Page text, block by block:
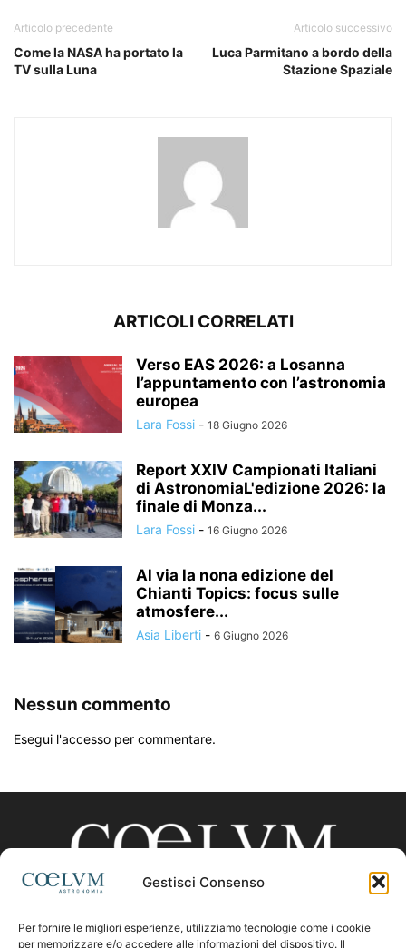
Gestisci Consenso
Per fornire le migliori esperienze, utilizziamo tecnologie come i cookie
per memorizzare e/o accedere alle informazioni del dispositivo. Il
Articolo precedente
Come la NASA ha portato la
TV sulla Luna
Articolo successivo
Luca Parmitano a bordo della
Stazione Spaziale
ARTICOLI CORRELATI
Verso EAS 2026: a Losanna
l’appuntamento con l’astronomia
europea
Lara Fossi - 18 Giugno 2026
Report XXIV Campionati Italiani
di AstronomiaL'edizione 2026: la
finale di Monza...
Lara Fossi - 16 Giugno 2026
Al via la nona edizione del
Chianti Topics: focus sulle
atmosfere...
Asia Liberti - 6 Giugno 2026
Nessun commento
Esegui l'accesso per commentare.